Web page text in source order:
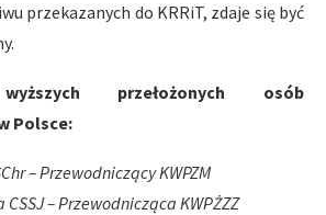
przekazanych do KRRiT, zdaje się być
przełożonych osób
Polsce:
– Przewodniczący KWPZM
– Przewodnicząca KWPŻZZ